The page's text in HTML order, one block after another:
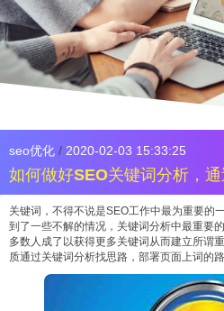
seo优化 / 2020-02-03 15:33:25
如何做好SEO关键词分析，
关键词，不得不说是SEO工作中最为重要的
到了一些不解的情况，关键词分析中最重要
多数人成了以获得更多关键词从而建立所谓
质通过关键词分析找思路，部署页面上词的